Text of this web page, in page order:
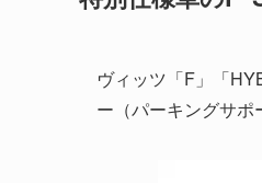
ヴィッツ「F」「
ー（パーキングサポ